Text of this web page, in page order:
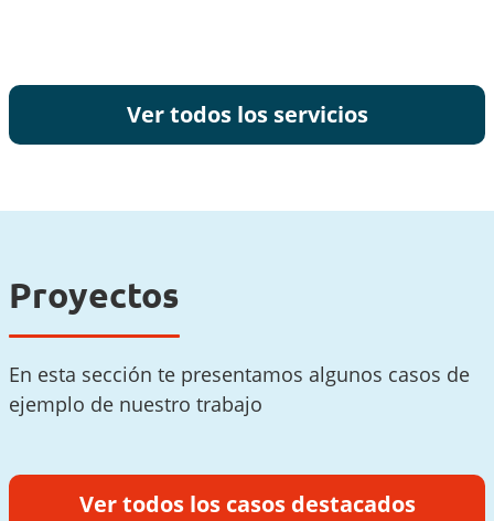
Ver todos los servicios
Proyectos
En esta sección te presentamos algunos casos de
ejemplo de nuestro trabajo
Ver todos los casos destacados